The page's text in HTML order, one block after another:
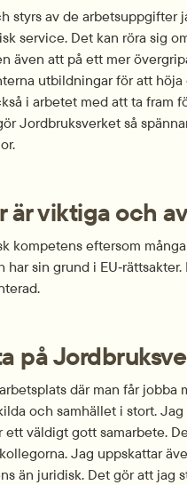
styrs av de
service. Det kan röra sig
även att på ett mer
utbildningar för att
i arbetet med att ta fram
Jordbruksverket så
är viktiga och
kompetens eftersom
sin grund i
på
där man får jobba
och samhället i stort.
ett väldigt gott samarbete.
Jag uppskattar
än juridisk. Det gör att jag